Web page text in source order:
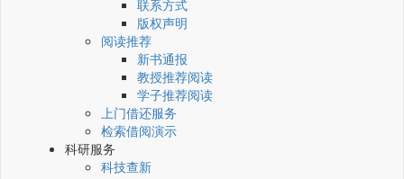
联系方式
版权声明
阅读推荐
新书通报
教授推荐阅读
学子推荐阅读
上门借还服务
检索借阅演示
科研服务
科技查新